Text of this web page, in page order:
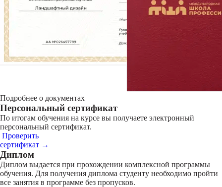
Подробнее о документах
Персональный сертификат
По итогам обучения на курсе вы получаете электронный
персональный сертификат.
Проверить
сертификат →
Диплом
Диплом выдается при прохождении комплексной программы
обучения. Для получения диплома студенту необходимо пройти
все занятия в программе без пропусков.